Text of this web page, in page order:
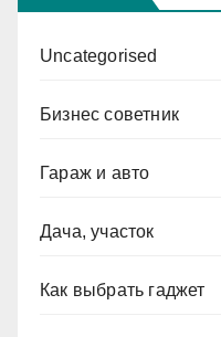
Uncategorised
Бизнес советник
Гараж и авто
Дача, участок
Как выбрать гаджет